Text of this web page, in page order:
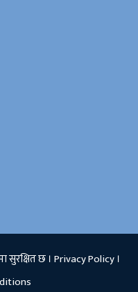
सुरक्षित छ । Privacy Policy।